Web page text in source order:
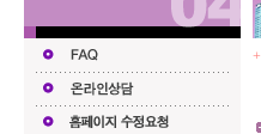
+